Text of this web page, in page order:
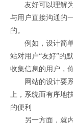
友好可以理解为
与用户直接沟通的
的。
例如，设计简单
站对用户“友好”的
收集信息的用户，
网站的设计要系
上，系统而有序地
的便利
另一方面，就内